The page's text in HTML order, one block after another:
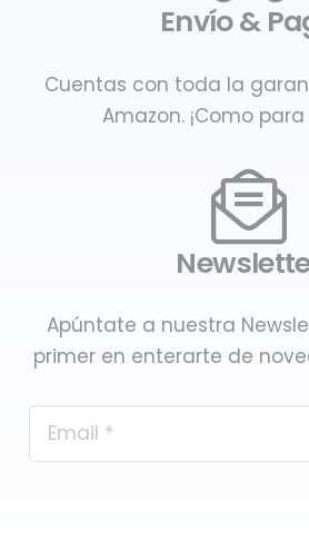
Envío &
Cuentas con toda la
Amazon. ¡Como
Apúntate a nuestra
primer en enterarte de